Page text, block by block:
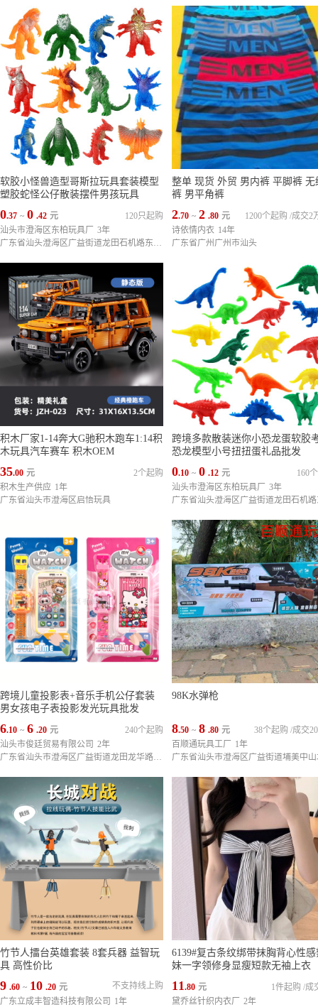
软胶小怪兽造型哥斯拉玩具套装模型
塑胶蛇怪公仔散装摆件男孩玩具
0.37 ~ 0 .42 元
120只起购
汕头市澄海区东柏玩具厂
3年
广东省汕头澄海区广益街道龙田石机路东13-1号
整单 现货 外贸 男内裤 平脚裤 无
裤 男平角裤
2.70 ~ 2 .80 元 成交2
1200个起购 /
诗依情内衣 14年
广东省广州广州市汕头
积木厂家1-14奔大G驰积木跑车1:14积
木玩具汽车赛车 积木OEM
35.00 元
2个起购
积木生产供应 1年
广东省汕头市澄海区启悟玩具
跨境多款散装迷你小恐龙蛋软胶
恐龙模型小号扭扭蛋礼品批发
0.10 ~ 0 .12 元
160
汕头市澄海区东柏玩具厂
3年
跨境儿童投影表+音乐手机公仔套装
男女孩电子表投影发光玩具批发
6.10 ~ 6 .20 元
240个起购
汕头市俊廷贸易有限公司 2年
广东省汕头市澄海区广益街道龙田龙华路2号1楼
98K水弹枪
8.50 ~ 8 .80 元 成交
38个起购 /
百顺通玩具工厂
1年
竹节人擂台英雄套装 8套兵器 益智玩
具 高性价比
9 .60 ~ 10 .20 元
不支持线上购
广东立成丰智造科技有限公司
1年
6139#复古条纹绑带抹胸背心性感
妹一字领修身显瘦短款无袖上衣
11.80 元 成
1件起购 /
黛乔丝针织内衣厂
2年